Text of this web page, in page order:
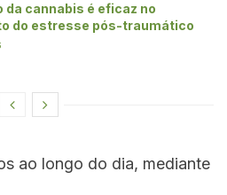
da cannabis é eficaz no
do estresse pós-traumático
ao longo do dia, mediante